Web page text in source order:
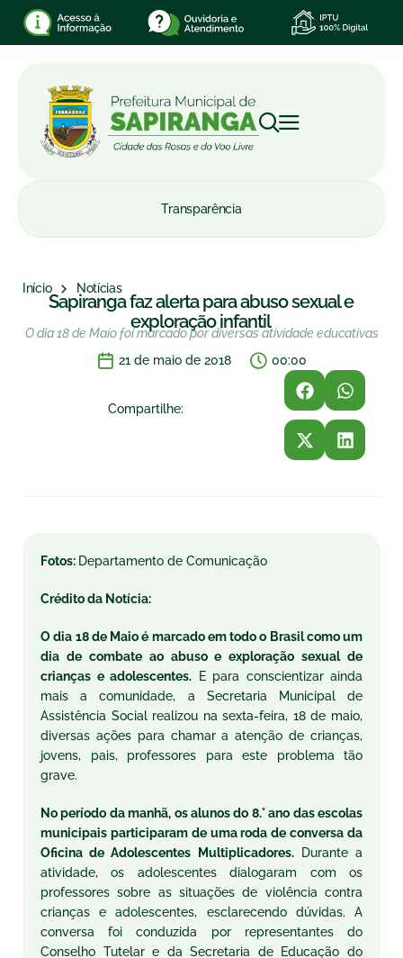
Transparência
Início Notícias
Sapiranga faz alerta para abuso sexual e
exploração infantil
O dia 18 de Maio foi marcado por diversas atividade educativas
21 de maio de 2018
00:00
Compartilhe:
Fotos: Departamento de Comunicação
Crédito da Notícia:
O dia 18 de Maio é marcado em todo o Brasil como um
dia de combate ao abuso e exploração sexual de
crianças e adolescentes. E para conscientizar ainda
mais a comunidade, a Secretaria Municipal de
Assistência Social realizou nasexta-feira, 18 de maio,
diversas ações para chamar a atenção de crianças,
jovens, pais, professores para este problema tão
grave.
No período da manhã, os alunos do 8.° ano das escolas
municipais participaram de uma roda de conversa da
Oficina de Adolescentes Multiplicadores.Durante a
atividade, os adolescentes dialogaram com os
professores sobre as situações de violência contra
crianças e adolescentes, esclarecendo dúvidas. A
conversa foi conduzida por representantes do
Conselho Tutelar e da Secretaria de Educação do